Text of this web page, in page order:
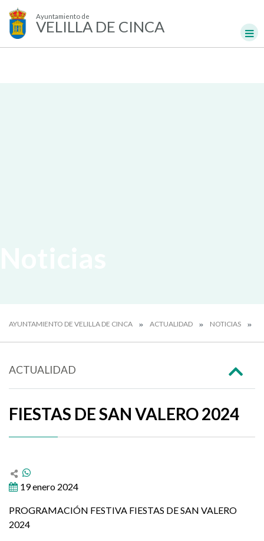
Ayuntamiento de
VELILLA DE CINCA
AYUNTAMIENTO DE VELILLA DE CINCA ACTUALIDAD NOTICIAS
ACTUALIDAD
FIESTAS DE SAN VALERO 2024
19 enero 2024
PROGRAMACIÓN FESTIVA FIESTAS DE SAN VALERO
2024